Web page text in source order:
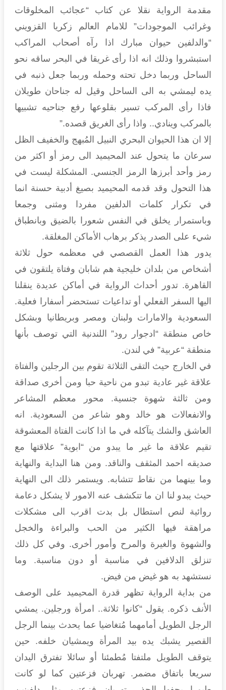
مقدمة الرواية نقلا عن كتاب “عجائب المخلوقات
وغرائب الموجودات” للامام العالم زكريا القزويني
“والدلفين حيوان مبارك اذا رآه أصحاب المراكب
استبشروا وذلك انه اذا رأى غريقا في البحر ساقه نحو
الساحل وربما دخل تحته وحمله وربما جعل ذنبه في
يده ليمشي به الى الساحل وقيل له جناحان طويلان
فاذا رأى المركب تسير بقلوعها رفع جناحيه تشبيها
بالمركب وينادي.. واذا رأى الغريق قصده.”
إلا ان هذا الحيوان البحري النبيل المُبهج والخفيف الظل
سرعان ما يتحول عند المحيميد الى رمز أو اكثر من
رمز وأحد أبرزها الرمز الجنسي. المشكلة ليست في
هذا التحول وقد قدمه المحيميد بصيغ أدبية حسنة انما
في تكرار كلمات الدلفين مفردا ومثنى وجمعا
وباستمرار يخلق في النفس شعورا بالضيق وبانطباق
شيء على الصدر يذكر برهاب الأماكن المغلقة.
يدور هذا العمل القصصي في معظمه حول ثلاثة
أشخاص من بلدان خليجية هم شابان وفتاة يلتقون في
القاهرة. تدور أحداث الرواية في أماكن عديدة ينقلنا
اليها السفر الفعلي أو تداعيات تستحضر أسفارا فعلية.
السعودية والامارات ولبنان ومصر وبريطانيا وبشكل
خاص منطقة “ادجوار رود” اللندنية التي توصف بأنها
منطقة “عربية” في لندن.
في الخارج حيث التقى الثلاثة تقوم بين الرجلين والفتاة
علاقة غير عادية تبدو من ناحية حبا ومن أخرى صداقة
ومن ثالثة شهوة جنسية. محور معظم المشاعر
والانفعالات هو خالد وهو شاعر من السعودية. انه
العاشق والشك يتآكله في ما اذا كانت الفتاة المعشوقة
تقيم علاقة ما غير ما يبدو من “ابوية” علاقتها مع
صديقه احمد المثقف والناقد. ومن هنا البداية والنهاية
وما بينهما من نقاط تتشابه. ويستمر ذلك الى النهاية
حيث يبدو لنا ان ما تتكشف عنه الامور لا يشكل دعامة
روائية لنص استطال بل بدت اقرب الى مشكلات
مراهقة فيها الكثير من الحب والبراءة والخجل
والشهوة والغيرة والمرح وأمور أخرى. وفي كل ذلك
تنزلق الدلافين في مناسبة أو دون مناسبة. وما
نستشهد به هو غيض من فيض.
من بداية الرواية تظهر قدرة المحيميد على الوصف
الأنف ذكره. يقول “كانوا ثلاثة.. امرأة ورجلين. يمشي
الرجل الطويل أمامهما مُتغاضيا عما يحدث بينما الرجل
القصير يشبك يده بيد المرأة ويمشيان خلفه. حين
يتوقف الطويل ملتفتا مُطمئنا أو سائلا تفترق اليدان
سريعا باتفاق مضمر. تهربان فزعتين كما لو كانت